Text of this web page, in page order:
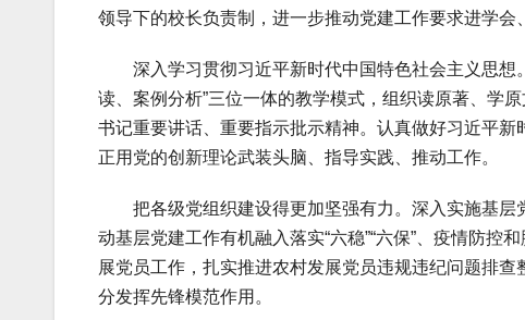
领导下的校长负责制，进一步推动党建工作要求进学会
深入学习贯彻习近平新时代中国特色社会主义思想
读、案例分析”三位一体的教学模式，组织读原著、学
书记重要讲话、重要指示批示精神。认真做好习近平
正用党的创新理论武装头脑、指导实践、推动工作。
把各级党组织建设得更加坚强有力。深入实施基层
动基层党建工作有机融入落实“六稳”“六保”、疫情防
展党员工作，扎实推进农村发展党员违规违纪问题排
分发挥先锋模范作用。